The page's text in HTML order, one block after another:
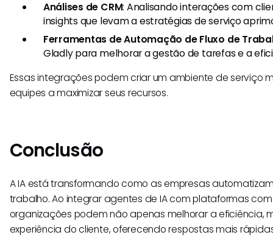
Análises de CRM: Analisando interações com
insights que levam a estratégias de serviço
Ferramentas de Automação de Fluxo de
Gladly para melhorar a gestão de tarefas e a
Essas integrações podem criar um ambiente de serviço
equipes a maximizar seus recursos.
Conclusão
A IA está transformando como as empresas
trabalho. Ao integrar agentes de IA com plataformas
organizações podem não apenas melhorar a eficiência,
experiência do cliente, oferecendo respostas mais